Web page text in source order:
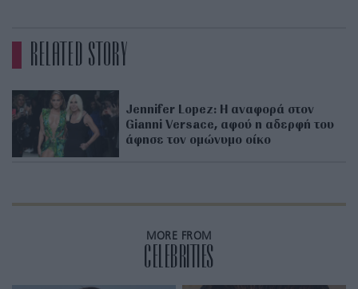
RELATED STORY
Jennifer Lopez: Η αναφορά στον
Gianni Versace, αφού η αδερφή του
άφησε τον ομώνυμο οίκο
MORE FROM
CELEBRITIES